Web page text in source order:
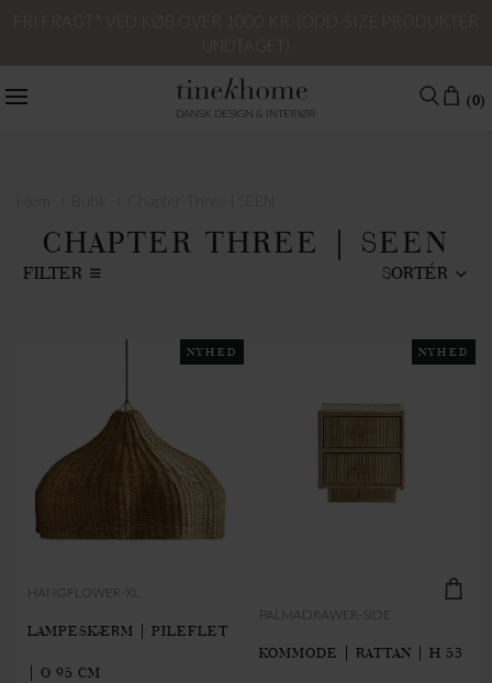
DANSK DESIGN & INTERIØR
(0)
CHAPTER THREE | SEEN
FILTER SORTÉR
NYHED
HANGFLOWER-XL
LAMPESKÆRM | PILEFLET
| Ø 95 CM
NYHED
PALMADRAWER-SIDE
KOMMODE | RATTAN | H 53